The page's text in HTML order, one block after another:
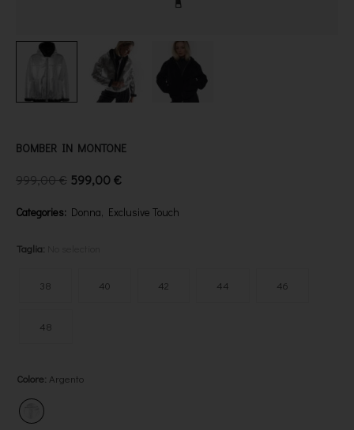
BOMBER IN MONTONE
999,00€ 599,00€
Categories: Donna, Exclusive Touch
Taglia:
38 40 42 44 46
48
Colore: Argento